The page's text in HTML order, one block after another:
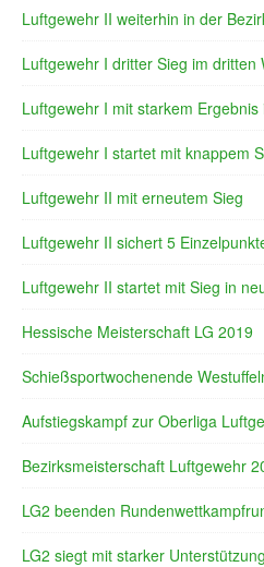
Luftgewehr II weiterhin in der
Luftgewehr I dritter Sieg im dritten
Luftgewehr I mit starkem
Luftgewehr I startet mit knappem
Luftgewehr II mit erneutem Sieg
Luftgewehr II sichert 5
Luftgewehr II startet mit Sieg in
Hessische Meisterschaft LG 2019
Schießsportwochenende
Aufstiegskampf zur Oberliga
Bezirksmeisterschaft Luftgewehr
LG2 beenden
LG2 siegt mit starker Unterstützung